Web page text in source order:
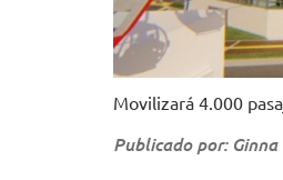
Movilizará 4.000
Publicado por: Ginna